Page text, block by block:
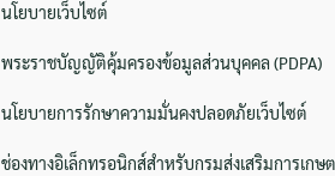
นโยบายเว็บไซต์
พระราชบัญญัติคุ้มครองข้อมูลส่วนบุคคล (PDPA)
นโยบายการรักษาความมั่นคงปลอดภัยเว็บไซต์
ช่องทางอิเล็กทรอนิกส์สำหรับกรมส่งเสริมการเกษ